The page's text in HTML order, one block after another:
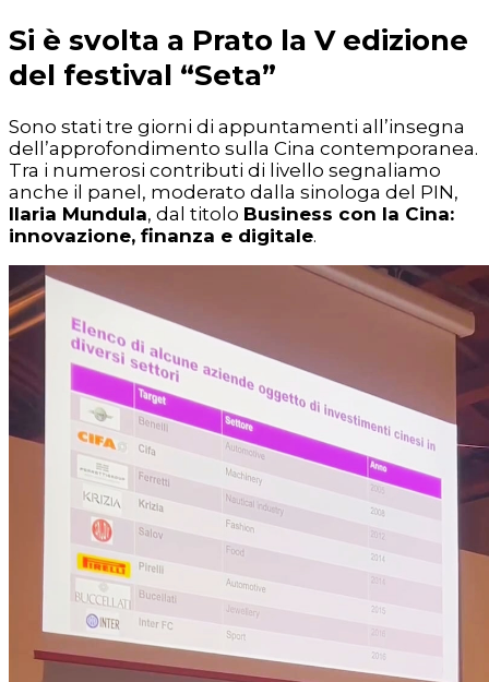
Si è svolta a Prato la V edizione
del festival “Seta”
Sono stati tre giorni di appuntamenti all’insegna
dell’approfondimento sulla Cina contemporanea.
Tra i numerosi contributi di livello segnaliamo
anche il panel, moderato dalla sinologa del PIN,
Ilaria Mundula, dal titolo Business con la Cina:
innovazione, finanza e digitale.